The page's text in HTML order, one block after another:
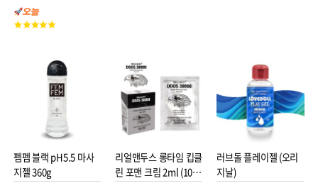
고
펨펨 블랙 pH5.5 마사
지젤 360g
리얼맨두스 롱타임 킵클
린 포맨 크림 2ml (10개
러브돌 플레이젤 (오리
지날)